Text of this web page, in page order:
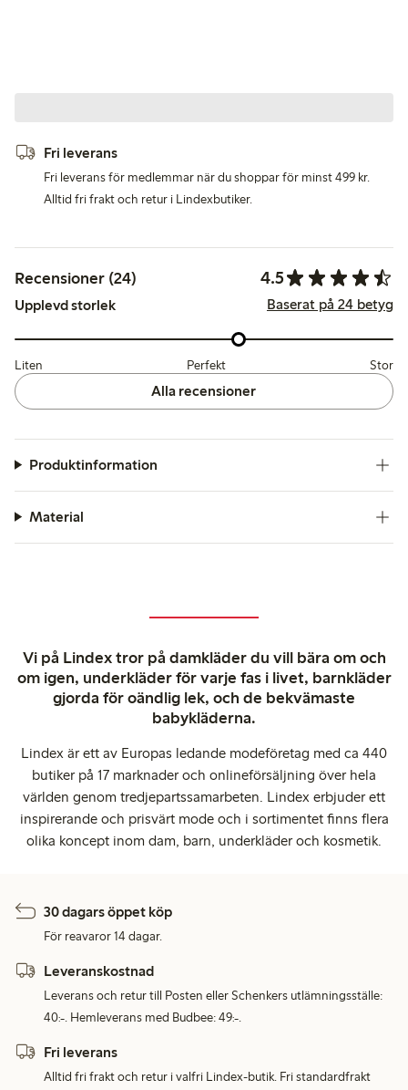
Fri leverans
Fri leverans för medlemmar när du shoppar för minst 499 kr.
Alltid fri frakt och retur i Lindexbutiker.
Recensioner (24) 4.5
Upplevd storlek Baserat på 24 betyg
Liten Perfekt Stor
Alla recensioner
Produktinformation
Material
Vi på Lindex tror på damkläder du vill bära om och
om igen, underkläder för varje fas i livet, barnkläder
gjorda för oändlig lek, och de bekvämaste
babykläderna.
Lindex är ett av Europas ledande modeföretag med ca 440
butiker på 17 marknader och onlineförsäljning över hela
världen genom tredjepartssamarbeten. Lindex erbjuder ett
inspirerande och prisvärt mode och i sortimentet finns flera
olika koncept inom dam, barn, underkläder och kosmetik.
30 dagars öppet köp
För reavaror 14 dagar.
Leveranskostnad
Leverans och retur till Posten eller Schenkers utlämningsställe:
40:-. Hemleverans med Budbee: 49:-.
Fri leverans
Alltid fri frakt och retur i valfri Lindex-butik. Fri standardfrakt